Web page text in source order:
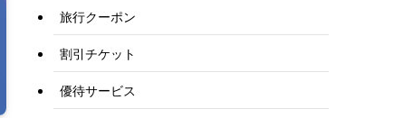
旅行クーポン
割引チケット
優待サービス